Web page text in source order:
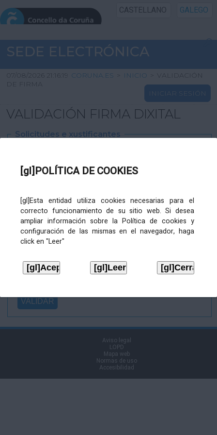
[gl]POLÍTICA DE COOKIES
[gl]Esta entidad utiliza cookies necesarias para el
correcto funcionamiento de su sitio web. Si desea
ampliar información sobre la Política de cookies y
configuración de las mismas en el navegador, haga
click en "Leer"
CASTELLANO GALEGO
INICIO SEDE
INICIO
INFORMACIÓN PÚBLICA
SEDE ELECTRÓNICA
07/08/2026 21:16:19 CORUNA.ES > INICIO >
VALIDACIÓN
DE FIRMA
INICIAR SESIÓN
VALIDACIÓN FIRMA DIXITAL
Solicitudes e xustificantes
XML
Ficheiros varios
Ficheiro
asinado:
firma (.p7s):
Aviso legal
LOPD
Mapa web
Normas de uso
Accesibilidad